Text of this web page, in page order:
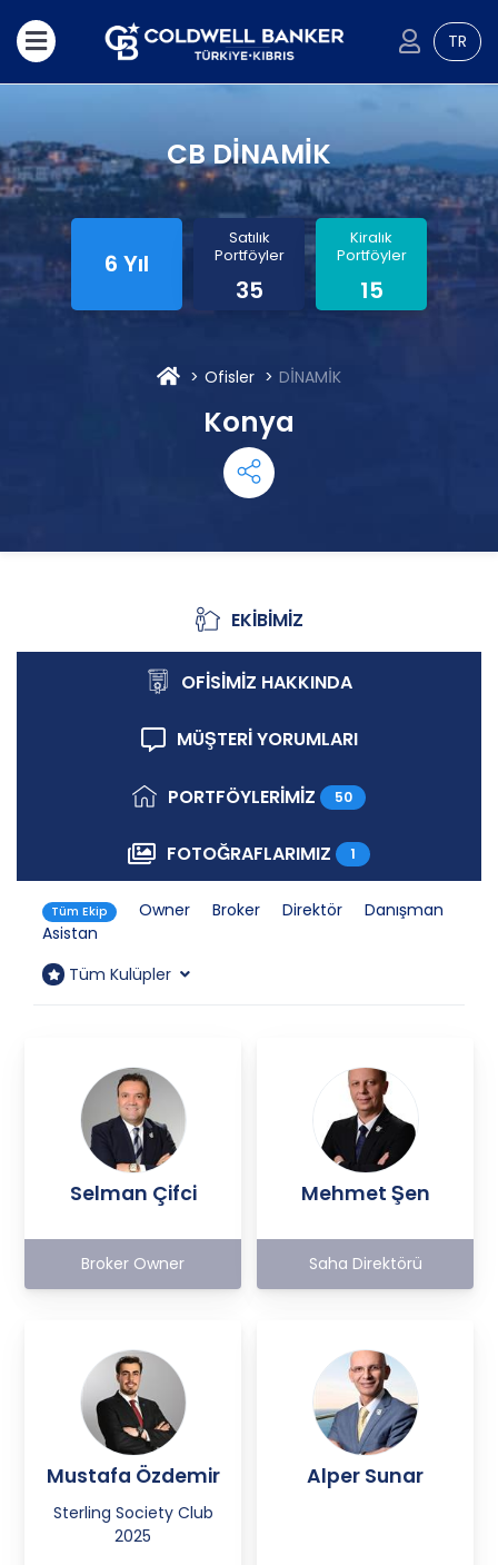
TR
CB DİNAMİK
6 Yıl
Satılık
Portföyler
35
Kiralık
Portföyler
15
Ofisler DİNAMİK
Konya
Ekibimiz
EKİBİMİZ
Ofisimiz Hakkında
OFİSİMİZ HAKKINDA
Müşteri Yorumları
MÜŞTERİ YORUMLARI
Portföylerimiz
PORTFÖYLERİMİZ 50
Fotoğraflarımız
FOTOĞRAFLARIMIZ 1
Tüm Ekip Owner Broker Direktör
Danışman
Asistan
Tüm Kulüpler
Selman Çifci
Broker Owner
Mehmet Şen
Saha Direktörü
Mustafa Özdemir
Sterling Society Club
2025
Alper Sunar